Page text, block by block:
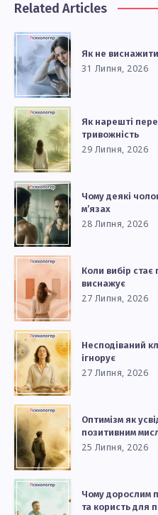
Related Articles
Як не
31 Липня, 2026
Як нарешті
тривожність
29 Липня, 2026
Чому деякі
м’язах
28 Липня, 2026
Коли вибір
виснажує
27 Липня, 2026
Несподіваний
ігнорує
27 Липня, 2026
Оптимізм як
позитивним
25 Липня, 2026
Чому дорослим
та користь для